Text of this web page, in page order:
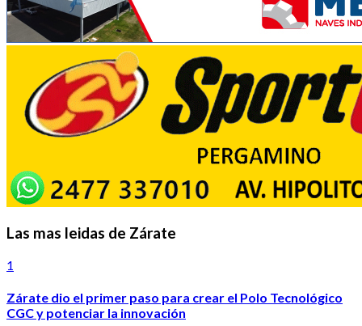
Las mas leidas de Zárate
1
Zárate dio el primer paso para crear el Polo Tecnológico
CGC y potenciar la innovación